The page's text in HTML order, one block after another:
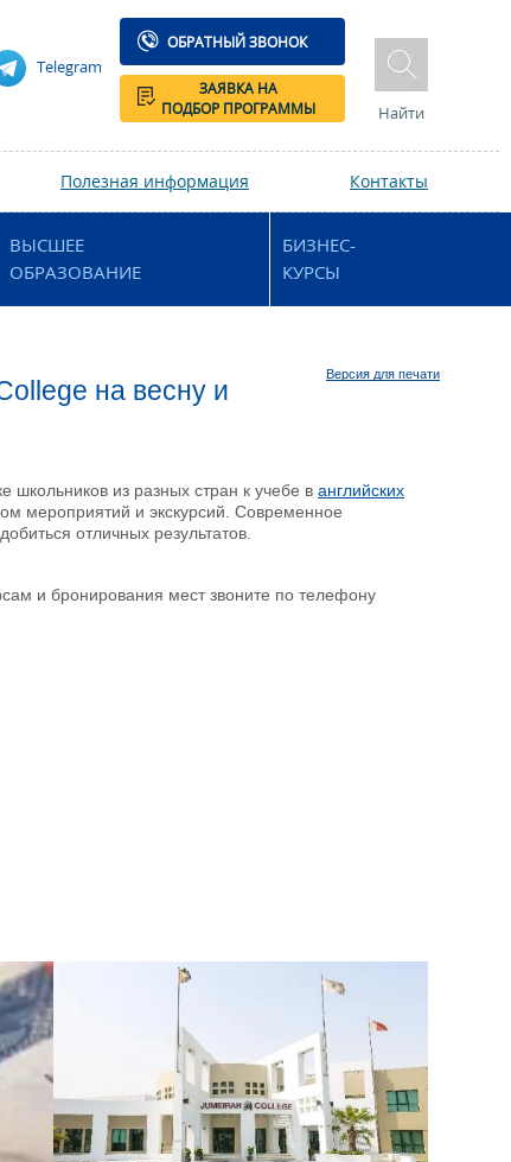
Telegram
ОБРАТНЫЙ ЗВОНОК
ЗАЯВКА НА
ПОДБОР ПРОГРАММЫ
Найти
Полезная информация Контакты
ВЫСШЕЕ
ОБРАЗОВАНИЕ
БИЗНЕС-
КУРСЫ
Версия для печати
на весну и
из разных стран к учебе в английских
мероприятий и экскурсий. Современное
отличных результатов.
и бронирования мест звоните по телефону